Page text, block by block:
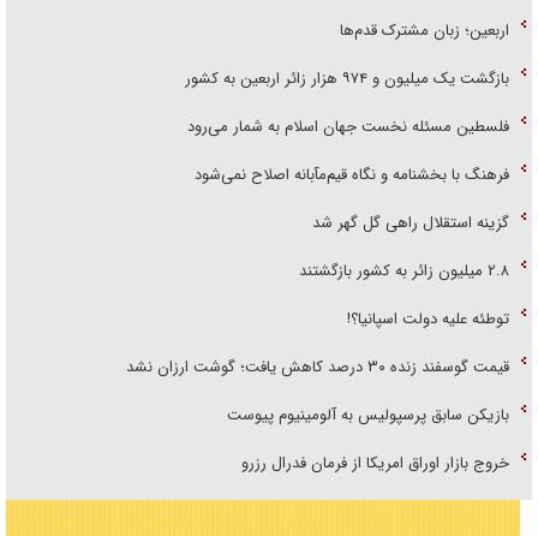
اربعین؛ زبان مشترک قدم‌ها
بازگشت یک میلیون و ۹۷۴ هزار زائر اربعین به کشور
فلسطین مسئله نخست جهان اسلام به شمار می‌رود
فرهنگ با بخشنامه و نگاه قیم‌مآبانه اصلاح نمی‌شود
گزینه استقلال راهی گل گهر شد
۲.۸ میلیون زائر به کشور بازگشتند
توطئه علیه دولت اسپانیا؟!
قیمت گوسفند زنده ۳۰ درصد کاهش یافت؛ گوشت ارزان نشد
بازیکن سابق پرسپولیس به آلومینیوم پیوست
خروج بازار اوراق امریکا از فرمان فدرال رزرو